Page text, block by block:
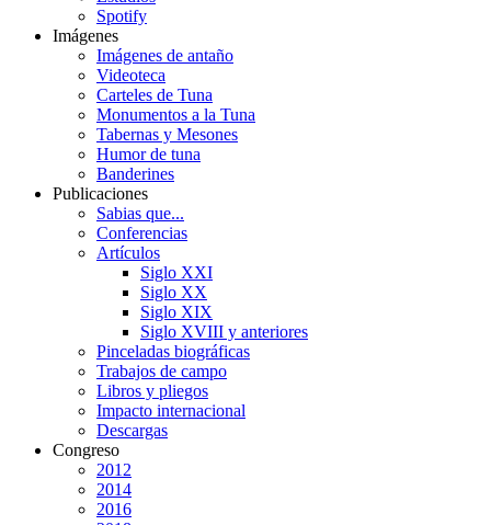
Spotify
Imágenes
Imágenes de antaño
Videoteca
Carteles de Tuna
Monumentos a la Tuna
Tabernas y Mesones
Humor de tuna
Banderines
Publicaciones
Sabias que...
Conferencias
Artículos
Siglo XXI
Siglo XX
Siglo XIX
Siglo XVIII y anteriores
Pinceladas biográficas
Trabajos de campo
Libros y pliegos
Impacto internacional
Descargas
Congreso
2012
2014
2016